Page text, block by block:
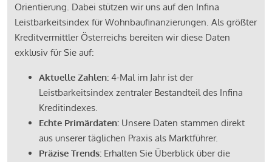
Orientierung. Dabei stützen wir uns auf den Infina
Leistbarkeitsindex für Wohnbaufinanzierungen. Als größter
Kreditvermittler Österreichs bereiten wir diese Daten
exklusiv für Sie auf:
Aktuelle Zahlen: 4-Mal im Jahr ist der
Leistbarkeitsindex zentraler Bestandteil des Infina
Kreditindexes.
Echte Primärdaten: Unsere Daten stammen direkt
aus unserer täglichen Praxis als Marktführer.
Präzise Trends: Erhalten Sie Überblick über die